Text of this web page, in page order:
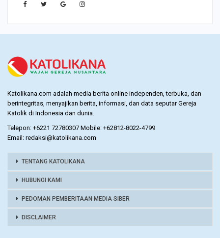
Katolikana.com adalah media berita online independen, terbuka, dan
berintegritas, menyajikan berita, informasi, dan data seputar Gereja
Katolik di Indonesia dan dunia.
Telepon: +6221 72780307 Mobile: +62812-8022-4799
Email: redaksi@katolikana.com
TENTANG KATOLIKANA
HUBUNGI KAMI
PEDOMAN PEMBERITAAN MEDIA SIBER
DISCLAIMER